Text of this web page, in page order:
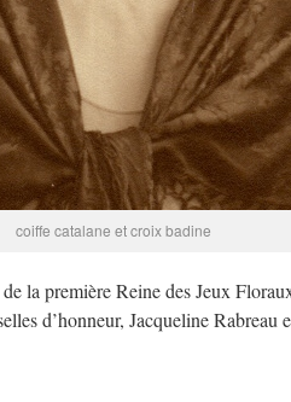
coiffe catalane et croix badine
la première Reine des Jeux
d’honneur, Jacqueline Rabreau